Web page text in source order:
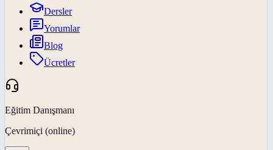
Dersler
Yorumlar
Blog
Ücretler
Eğitim Danışmanı
Çevrimiçi (online)